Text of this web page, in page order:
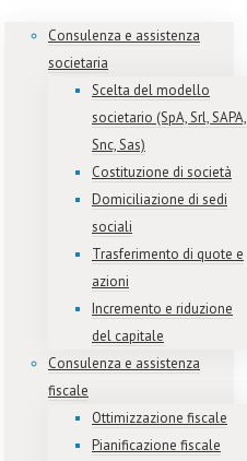
Consulenza e assistenza
societaria
Scelta del modello
societario (SpA, Srl, SAPA,
Snc, Sas)
Costituzione di società
Domiciliazione di sedi
sociali
Trasferimento di quote e
azioni
Incremento e riduzione
del capitale
Consulenza e assistenza
fiscale
Ottimizzazione fiscale
Pianificazione fiscale